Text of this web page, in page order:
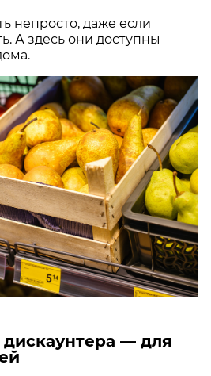
непросто, даже если
А здесь они доступны
— для